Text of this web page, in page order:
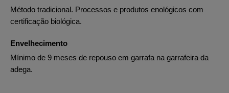
Método tradicional. Processos e produtos enológicos com
certificação biológica.
Envelhecimento
Mínimo de 9 meses de repouso em garrafa na garrafeira da
adega.